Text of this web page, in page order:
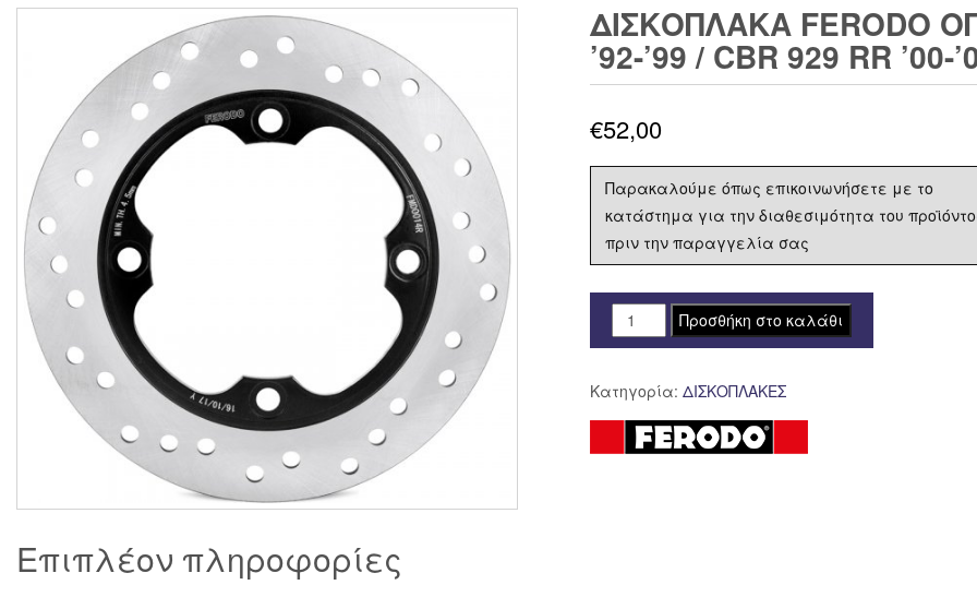
ΔΙΣΚΟΠΛΑΚΑ FERODO
’92-’99 / CBR 929 RR ’00-
€52,00
Παρακαλούμε όπως επικοινωνήσετε με το
κατάστημα για την διαθεσιμότητα του
πριν την παραγγελία σας
ΔΙΣΚΟΠΛΑΚΑ
FERODO
HONDA
CBR
900
Προσθήκη στο καλάθι
Κατηγορία: ΔΙΣΚΟΠΛΑΚΕΣ
Επιπλέον πληροφορίες